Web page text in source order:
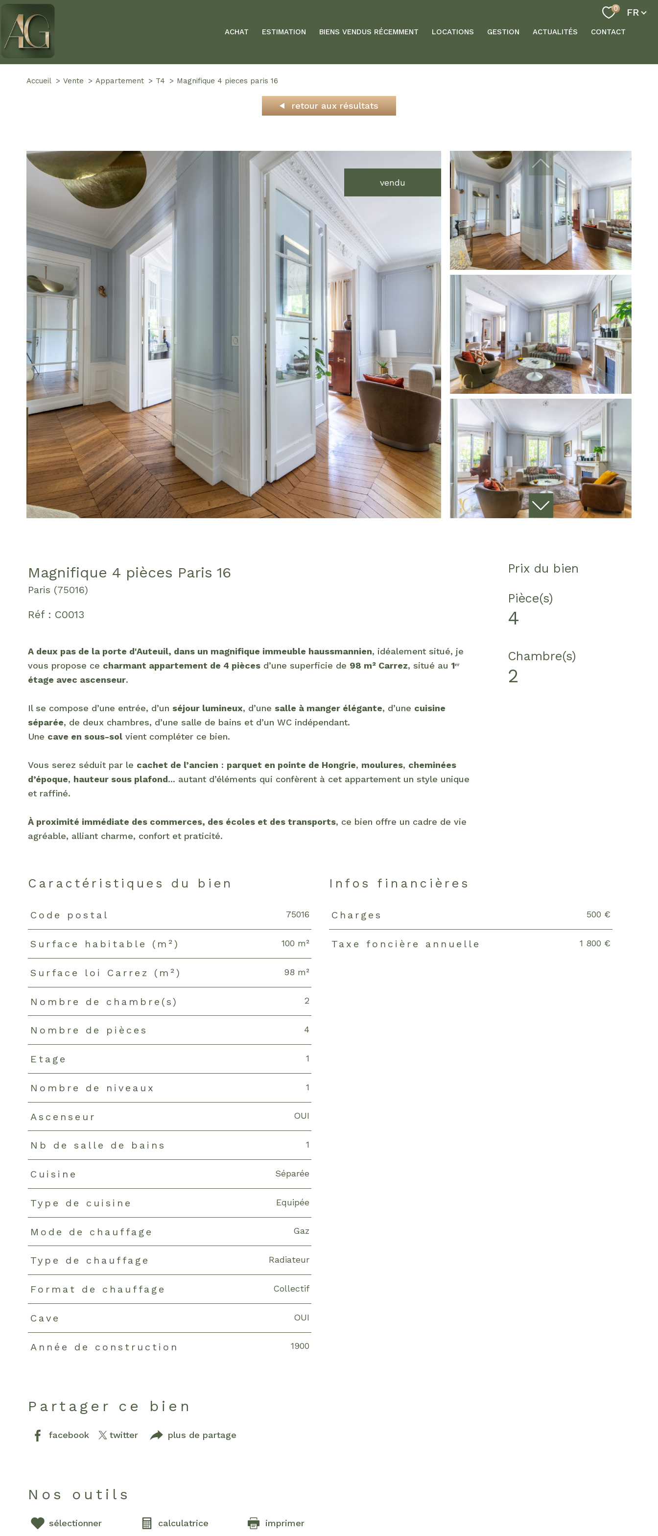
0 FR
ACHAT ESTIMATION BIENS VENDUS RÉCEMMENT LOCATIONS GESTION ACTUALITÉS CONTACT
Accueil Vente Appartement T4 magnifique 4 pieces paris 16
retour aux résultats
vendu
Magnifique 4 pièces Paris 16
Paris (75016)
Réf : C0013
A deux pas de la porte d'Auteuil, dans un magnifique immeuble haussmannien, idéalement situé, je
vous propose ce charmant appartement de 4 pièces d’une superficie de 98 m² Carrez, situé au 1ᵉʳ
étage avec ascenseur.
Il se compose d’une entrée, d’un séjour lumineux, d’une salle à manger élégante, d’une cuisine
séparée, de deux chambres, d’une salle de bains et d’un WC indépendant.
Une cave en sous-sol vient compléter ce bien.
Vous serez séduit par le cachet de l’ancien : parquet en pointe de Hongrie, moulures, cheminées
d’époque, hauteur sous plafond... autant d’éléments qui confèrent à cet appartement un style unique
et raffiné.
À proximité immédiate des commerces, des écoles et des transports, ce bien offre un cadre de vie
agréable, alliant charme, confort et praticité.
Prix du bien
Pièce(s)
4
Chambre(s)
2
Caractéristiques du bien
Caractéristiques Valeurs
Code postal 75016
Surface habitable (m²) 100 m²
Surface loi Carrez (m²) 98 m²
Nombre de chambre(s) 2
Nombre de pièces 4
Etage 1
Nombre de niveaux 1
Ascenseur OUI
Nb de salle de bains 1
Cuisine Séparée
Type de cuisine Equipée
Mode de chauffage Gaz
Type de chauffage Radiateur
Format de chauffage Collectif
Cave OUI
Année de construction 1900
Infos financières
Caractéristiques
Charges 500 €
Taxe foncière annuelle 1 800 €
Partager ce bien
facebook twitter plus de partage
Nos outils
sélectionner calculatrice imprimer